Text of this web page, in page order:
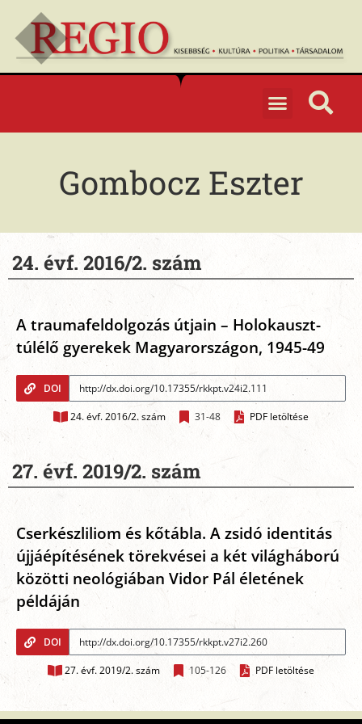
Gombocz Eszter
24. évf. 2016/2. szám
A traumafeldolgozás útjain – Holokauszt-
túlélő gyerekek Magyarországon, 1945-49
DOI
24. évf. 2016/2. szám 31-48 PDF letöltése
27. évf. 2019/2. szám
Cserkészliliom és kőtábla. A zsidó identitás
újjáépítésének törekvései a két világháború
közötti neológiában Vidor Pál életének
példáján
DOI
27. évf. 2019/2. szám 105-126 PDF letöltése